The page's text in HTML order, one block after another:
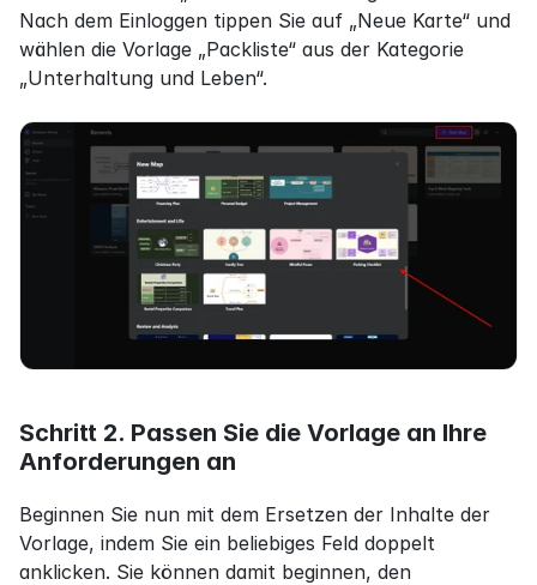
Nach dem Einloggen tippen Sie auf „Neue Karte“ und
wählen die Vorlage „Packliste“ aus der Kategorie
„Unterhaltung und Leben“.
Schritt 2. Passen Sie die Vorlage an Ihre
Anforderungen an
Beginnen Sie nun mit dem Ersetzen der Inhalte der
Vorlage, indem Sie ein beliebiges Feld doppelt
anklicken. Sie können damit beginnen, den